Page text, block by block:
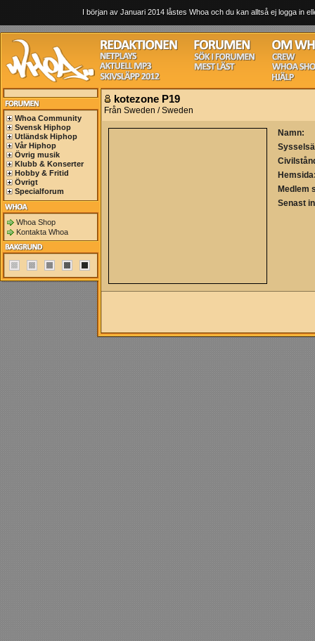
I början av Januari 2014 låstes Whoa och du kan alltså ej logga in
Whoa Community
Svensk Hiphop
Utländsk Hiphop
Vår Hiphop
Övrig musik
Klubb & Konserter
Hobby & Fritid
Övrigt
Specialforum
Whoa Shop
Kontakta Whoa
kotezone P19
Från Sweden / Sweden
Namn:
Medlem
Senast